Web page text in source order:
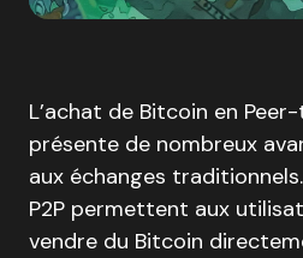
L’achat de Bitcoin en
présente de nombreux
aux échanges
P2P permettent aux
vendre du Bitcoin